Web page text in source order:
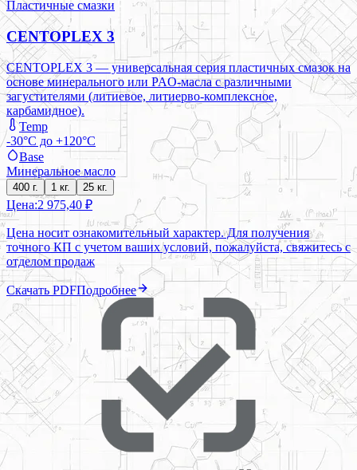
Пластичные смазки
CENTOPLEX 3
CENTOPLEX 3 — универсальная серия пластичных смазок на
основе минерального или PAO-масла с различными
загустителями (литиевое, литиерво-комплексное,
карбамидное).
Temp
-30°C до +120°C
Base
Минеральное масло
400 г. 1 кг. 25 кг.
Цена:2 975,40 ₽
Цена носит ознакомительный характер. Для получения
точного КП с учетом ваших условий, пожалуйста, свяжитесь с
отделом продаж
Скачать PDFПодробнее